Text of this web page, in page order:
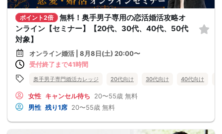
ポイント2倍
無料！奥手男子専用の恋活婚活攻略オ
ンライン【セミナー】【20代、30代、40代、50代
対象】
オンライン婚活 | 8月8日(土) 20:00〜
受付終了まで41時間
奥手男子専門婚活カレッジ 20代向け 30代向け 40代向け
女性 キャンセル待ち 20〜55歳 無料
男性 残り1席 20〜55歳 無料